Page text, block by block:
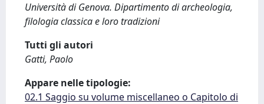
Università di Genova. Dipartimento di archeologia,
filologia classica e loro tradizioni
Tutti gli autori
Gatti, Paolo
Appare nelle tipologie:
02.1 Saggio su volume miscellaneo o Capitolo di